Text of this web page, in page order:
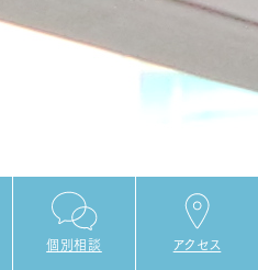
個別相談 アクセス